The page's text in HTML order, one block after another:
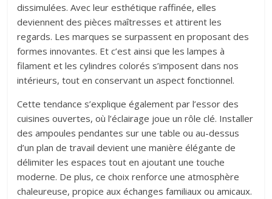
dissimulées. Avec leur esthétique raffinée, elles
deviennent des pièces maîtresses et attirent les
regards. Les marques se surpassent en proposant des
formes innovantes. Et c’est ainsi que les lampes à
filament et les cylindres colorés s’imposent dans nos
intérieurs, tout en conservant un aspect fonctionnel.
Cette tendance s’explique également par l’essor des
cuisines ouvertes, où l’éclairage joue un rôle clé. Installer
des ampoules pendantes sur une table ou au-dessus
d’un plan de travail devient une manière élégante de
délimiter les espaces tout en ajoutant une touche
moderne. De plus, ce choix renforce une atmosphère
chaleureuse, propice aux échanges familiaux ou amicaux.